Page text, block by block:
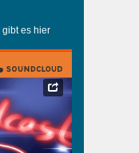
gibt es hier